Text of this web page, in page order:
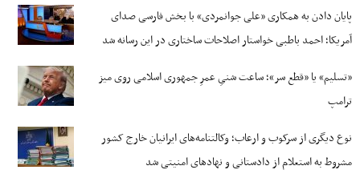
پایان دادن به همکاری «علی جوانمردی» با بخش فارسی صدای
آمریکا؛ احمد باطبی خواستار اصلاحات ساختاری در این رسانه شد
«تسلیم» یا «قطع سر»؛ ساعت شنیِ عمرِ جمهوری اسلامی روی میز
ترامپ
نوع دیگری از سرکوب و ارعاب؛ وکالتنامه‌های ایرانیان خارج کشور
مشروط به استعلام از دادستانی و نهادهای امنیتی شد